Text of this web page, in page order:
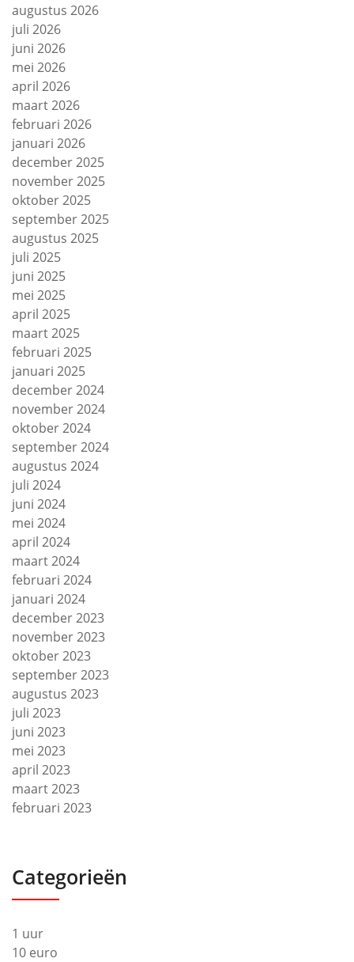
augustus 2026
juli 2026
juni 2026
mei 2026
april 2026
maart 2026
februari 2026
januari 2026
december 2025
november 2025
oktober 2025
september 2025
augustus 2025
juli 2025
juni 2025
mei 2025
april 2025
maart 2025
februari 2025
januari 2025
december 2024
november 2024
oktober 2024
september 2024
augustus 2024
juli 2024
juni 2024
mei 2024
april 2024
maart 2024
februari 2024
januari 2024
december 2023
november 2023
oktober 2023
september 2023
augustus 2023
juli 2023
juni 2023
mei 2023
april 2023
maart 2023
februari 2023
Categorieën
1 uur
10 euro